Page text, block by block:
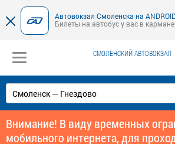
Автовокзал Смоленска на
Билеты на автобус у вас в кармане
СМОЛЕНСКИЙ АВТОВОКЗАЛ
Внимание! В виду временных
мобильного интернета, для